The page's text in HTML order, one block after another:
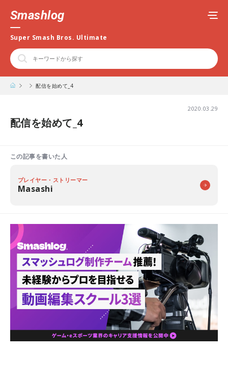
Smashlog
Super Smash Bros. Ultimate
配信を始めて_4
2020.03.29
配信を始めて_4
この記事を書いた人
プレイヤー・ストリーマー
Masashi